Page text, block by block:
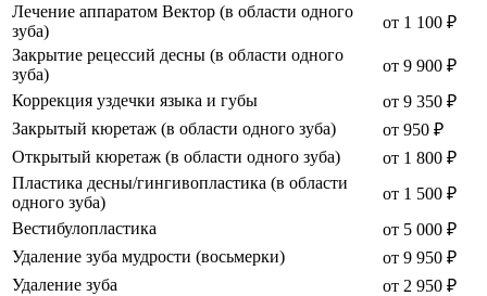
Лечение аппаратом Вектор (в области одного
зуба)
от 1 100 ₽
Закрытие рецессий десны (в области одного
зуба)
от 9 900 ₽
Коррекция уздечки языка и губы
от 9 350 ₽
Закрытый кюретаж (в области одного зуба)
от 950 ₽
Открытый кюретаж (в области одного зуба)
от 1 800 ₽
Пластика десны/гингивопластика (в области
одного зуба)
от 1 500 ₽
Вестибулопластика
от 5 000 ₽
Удаление зуба мудрости (восьмерки)
от 9 950 ₽
Удаление зуба
от 2 950 ₽